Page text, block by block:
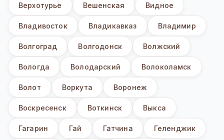
Верхотурье Вешенская Видное
Владивосток Владикавказ Владимир
Волгоград Волгодонск Волжский
Вологда Володарский Волоколамск
Волот Воркута Воронеж
Воскресенск Воткинск Выкса
Гагарин Гай Гатчина Геленджик